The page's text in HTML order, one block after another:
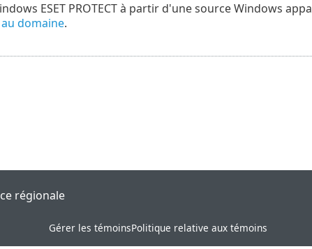
ESET PROTECT à partir d'une source Windows
domaine.
régionale
Gérer les témoinsPolitique relative aux témoins